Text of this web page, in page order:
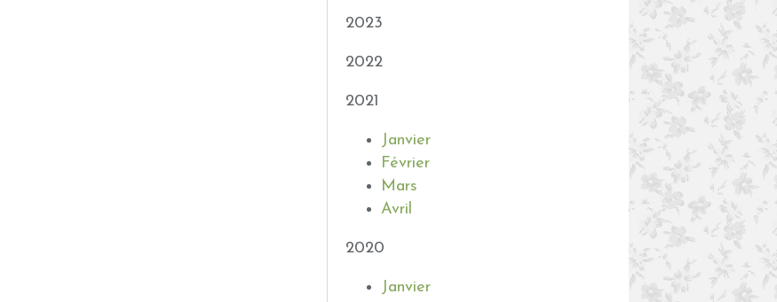
2023
2022
2021
Janvier
Février
Mars
Avril
2020
Janvier